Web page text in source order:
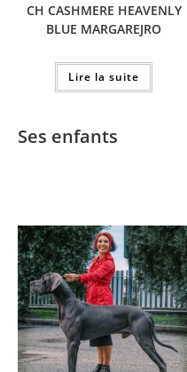
CH CASHMERE HEAVENLY
BLUE MARGAREJRO
Lire la suite
Ses enfants